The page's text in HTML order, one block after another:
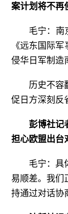
案计划将不再
毛宁：南
《远东国际
侵华日军制造
历史不容
促日方深刻反
彭博社记
担心欧盟出台
毛宁：具
易顺差。我们
持通过对话协